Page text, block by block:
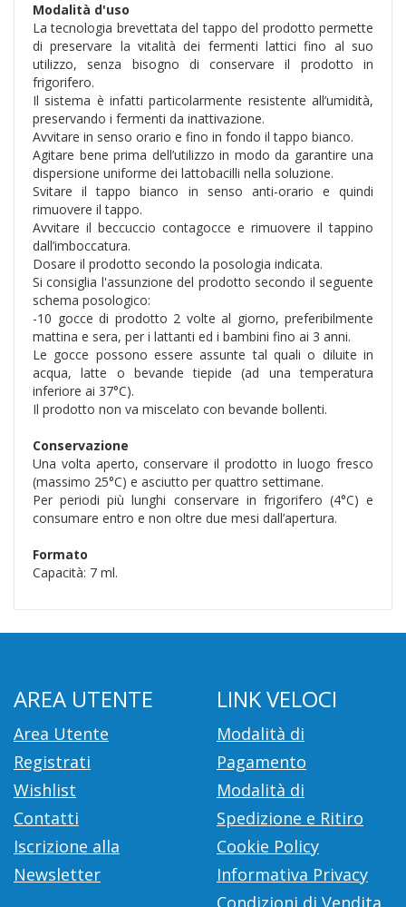
Modalità d'uso
La tecnologia brevettata del tappo del prodotto permette
di preservare la vitalità dei fermenti lattici fino al suo
utilizzo, senza bisogno di conservare il prodotto in
frigorifero.
Il sistema è infatti particolarmente resistente all’umidità,
preservando i fermenti da inattivazione.
Avvitare in senso orario e fino in fondo il tappo bianco.
Agitare bene prima dell’utilizzo in modo da garantire una
dispersione uniforme dei lattobacilli nella soluzione.
Svitare il tappo bianco in senso anti-orario e quindi
rimuovere il tappo.
Avvitare il beccuccio contagocce e rimuovere il tappino
dall’imboccatura.
Dosare il prodotto secondo la posologia indicata.
Si consiglia l'assunzione del prodotto secondo il seguente
schema posologico:
-10 gocce di prodotto 2 volte al giorno, preferibilmente
mattina e sera, per i lattanti ed i bambini fino ai 3 anni.
Le gocce possono essere assunte tal quali o diluite in
acqua, latte o bevande tiepide (ad una temperatura
inferiore ai 37°C).
Il prodotto non va miscelato con bevande bollenti.
Conservazione
Una volta aperto, conservare il prodotto in luogo fresco
(massimo 25°C) e asciutto per quattro settimane.
Per periodi più lunghi conservare in frigorifero (4°C) e
consumare entro e non oltre due mesi dall’apertura.
Formato
Capacità: 7 ml.
AREA UTENTE
Area Utente
Registrati
Wishlist
Contatti
Iscrizione alla
Newsletter
LINK VELOCI
Modalità di
Pagamento
Modalità di
Spedizione e Ritiro
Cookie Policy
Informativa Privacy
Condizioni di Vendita